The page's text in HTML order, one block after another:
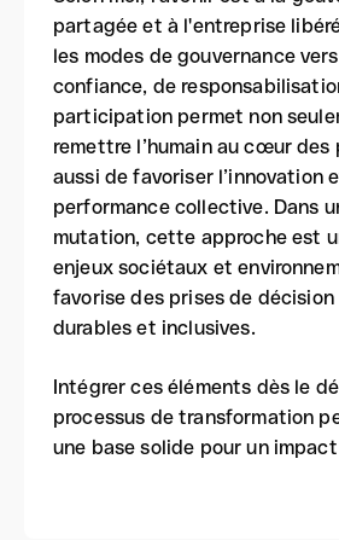
partagée et à l'entreprise
les modes de gouvernance
confiance, de
participation permet non
remettre l’humain au cœur des
aussi de favoriser l’innovation
performance collective. Dans
mutation, cette approche est
enjeux sociétaux et
favorise des prises de décision
durables et inclusives.
Intégrer ces éléments dès le
processus de transformation
une base solide pour un